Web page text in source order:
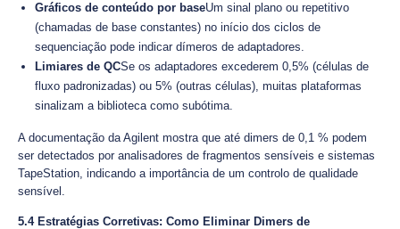
Gráficos de conteúdo por baseUm sinal plano ou repetitivo
(chamadas de base constantes) no início dos ciclos de
sequenciação pode indicar dímeros de adaptadores.
Limiares de QCSe os adaptadores excederem 0,5% (células de
fluxo padronizadas) ou 5% (outras células), muitas plataformas
sinalizam a biblioteca como subótima.
A documentação da Agilent mostra que até dimers de 0,1 % podem
ser detectados por analisadores de fragmentos sensíveis e sistemas
TapeStation, indicando a importância de um controlo de qualidade
sensível.
5.4 Estratégias Corretivas: Como Eliminar Dimers de